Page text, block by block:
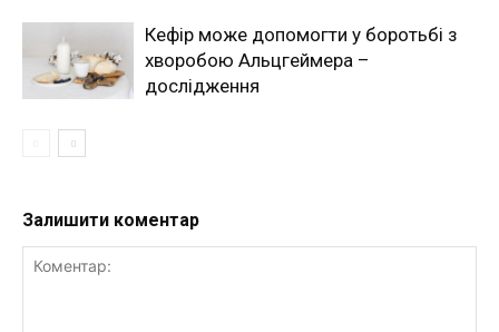
Кефір може допомогти у боротьбі з
хворобою Альцгеймера –
дослідження
Залишити коментар